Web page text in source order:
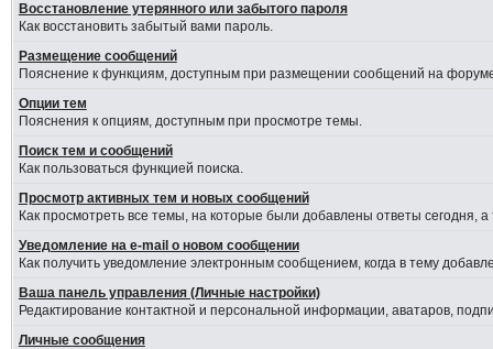
Восстановление утерянного или забытого пароля
Как восстановить забытый вами пароль.
Размещение сообщений
Пояснение к функциям, доступным при размещении сообщений на
Опции тем
Пояснения к опциям, доступным при просмотре темы.
Поиск тем и сообщений
Как пользоваться функцией поиска.
Просмотр активных тем и новых сообщений
Как просмотреть все темы, на которые были добавлены ответы сегодня,
Уведомление на е-mail о новом сообщении
Как получить уведомление электронным сообщением, когда в тему
Ваша панель управления (Личные настройки)
Редактирование контактной и персональной информации, аватаров,
Личные сообщения